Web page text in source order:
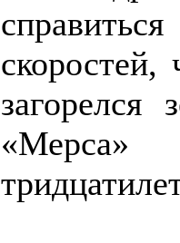
скоростей,
загорелся